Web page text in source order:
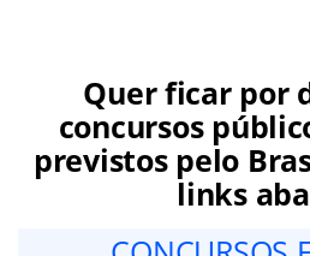
Quer ficar por
concursos
previstos pelo
links